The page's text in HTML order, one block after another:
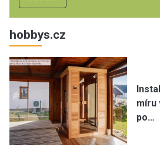
hobbys.cz
míru
po…